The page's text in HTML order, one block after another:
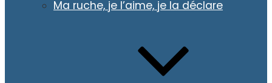
Ma ruche, je l’aime, je la déclare